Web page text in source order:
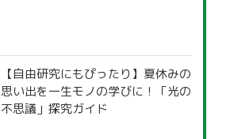
【自由研究にもぴったり】夏休みの
思い出を一生モノの学びに！「光の
不思議」探究ガイド